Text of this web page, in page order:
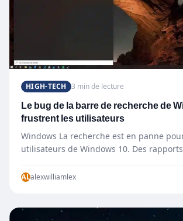
HIGH-TECH 3 min de lecture
Le bug de la barre de recherche de
frustrent les utilisateurs
Windows La recherche est en panne
utilisateurs de Windows 10. Des
ALalexwilliamlex